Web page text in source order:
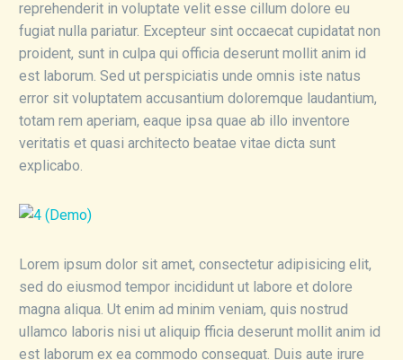
reprehenderit in voluptate velit esse cillum dolore eu
fugiat nulla pariatur. Excepteur sint occaecat cupidatat non
proident, sunt in culpa qui officia deserunt mollit anim id
est laborum. Sed ut perspiciatis unde omnis iste natus
error sit voluptatem accusantium doloremque laudantium,
totam rem aperiam, eaque ipsa quae ab illo inventore
veritatis et quasi architecto beatae vitae dicta sunt
explicabo.
Lorem ipsum dolor sit amet, consectetur adipisicing elit,
sed do eiusmod tempor incididunt ut labore et dolore
magna aliqua. Ut enim ad minim veniam, quis nostrud
ullamco laboris nisi ut aliquip fficia deserunt mollit anim id
est laborum ex ea commodo consequat. Duis aute irure